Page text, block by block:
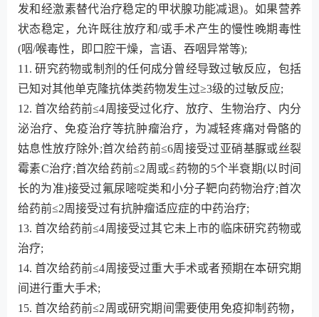
发和经激素替代治疗稳定的甲状腺功能减退)。如果营养
状态稳定，允许既往放疗和/或手术产生的慢性晚期毒性
(咽/喉毒性，即口腔干燥，言语、吞咽异常等);
11. 研究药物或制剂的任何成分曾经导致过敏反应，包括
已知对其他单克隆抗体类药物发生过≥3级的过敏反应;
12. 首次给药前≤4周接受过化疗、放疗、生物治疗、内分
泌治疗、免疫治疗等抗肿瘤治疗，为减轻疼痛对骨骼的
姑息性放疗除外;首次给药前≤6周接受过亚硝基脲或丝裂
霉素C治疗;首次给药前≤2周或≤药物的5个半衰期(以时间
长的为准)接受过氟尿嘧啶类和小分子靶向药物治疗;首次
给药前≤2周接受过有抗肿瘤适应症的中药治疗;
13. 首次给药前≤4周接受过其它未上市的临床研究药物或
治疗;
14. 首次给药前≤4周接受过重大手术或者预期在本研究期
间进行重大手术;
15. 首次给药前≤2周或研究期间需要使用免疫抑制药物，